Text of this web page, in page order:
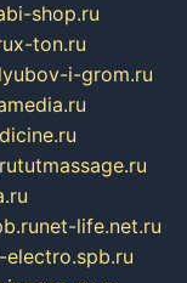
shop.ru
x-ton.ru
i-grom.ru
tutmassage.ru
net-life.net.ru
electro.spb.ru